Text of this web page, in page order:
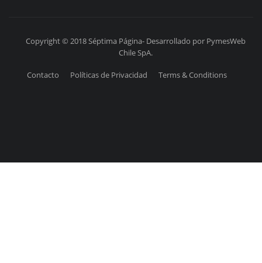
Copyright © 2018 Séptima Página- Desarrollado por PymesWeb
Chile SpA.
Contacto Políticas de Privacidad Terms & Conditions